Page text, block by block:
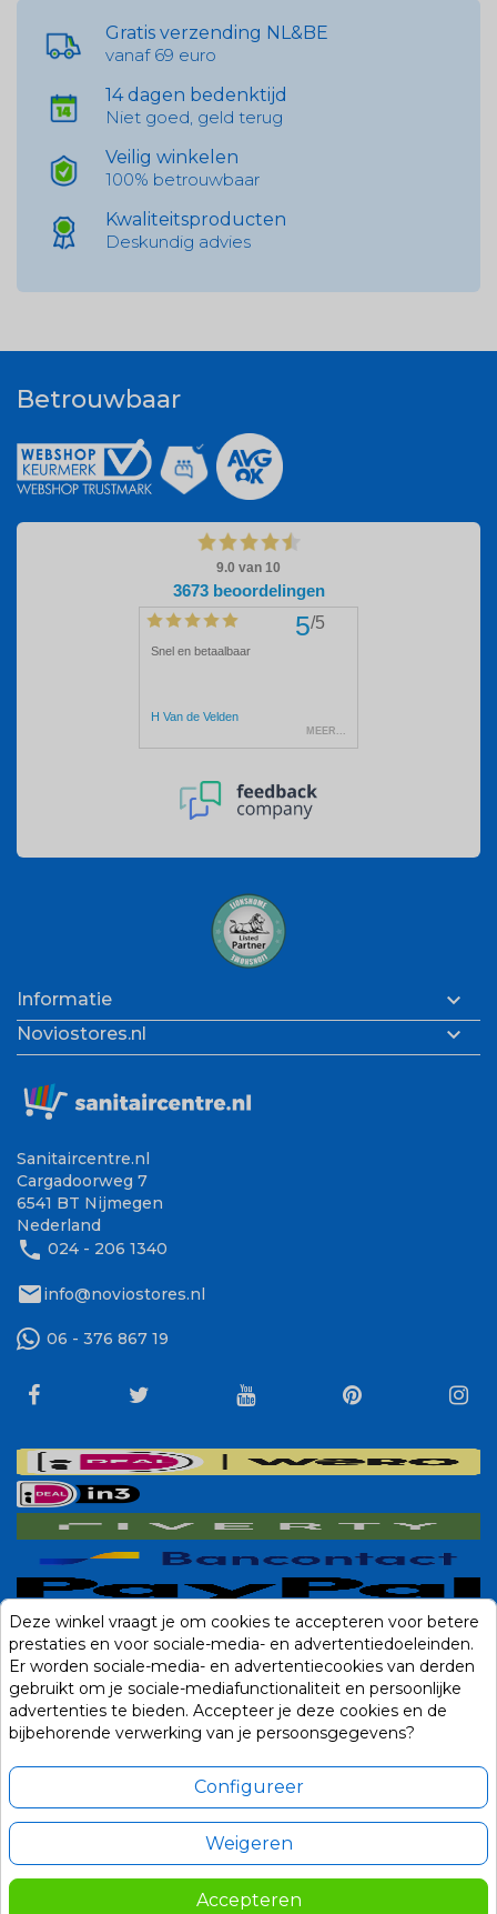
Gratis verzending NL&BE
vanaf 69 euro
14 dagen bedenktijd
Niet goed, geld terug
Veilig winkelen
100% betrouwbaar
Kwaliteitsproducten
Deskundig advies
Betrouwbaar
Informatie 
Noviostores.nl 
Sanitaircentre.nl
Cargadoorweg 7
6541 BT Nijmegen
Nederland
phone 024 - 206 1340
mailinfo@noviostores.nl
06 - 376 867 19
Deze winkel vraagt je om cookies te accepteren voor betere
prestaties en voor sociale-media- en advertentiedoeleinden.
Er worden sociale-media- en advertentiecookies van derden
gebruikt om je sociale-mediafunctionaliteit en persoonlijke
advertenties te bieden. Accepteer je deze cookies en de
bijbehorende verwerking van je persoonsgegevens?
Configureer
Weigeren
Accepteren